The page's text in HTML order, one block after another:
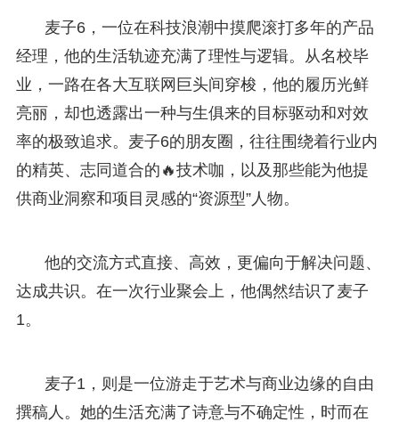
麦子6，一位在科技浪潮中摸爬滚打多年的产品
经理，他的生活轨迹充满了理性与逻辑。从名校毕
业，一路在各大互联网巨头间穿梭，他的履历光鲜
亮丽，却也透露出一种与生俱来的目标驱动和对效
率的极致追求。麦子6的朋友圈，往往围绕着行业内
的精英、志同道合的🔥技术咖，以及那些能为他提
供商业洞察和项目灵感的“资源型”人物。
他的交流方式直接、高效，更偏向于解决问题、
达成共识。在一次行业聚会上，他偶然结识了麦子
1。
麦子1，则是一位游走于艺术与商业边缘的自由
撰稿人。她的生活充满了诗意与不确定性，时而在